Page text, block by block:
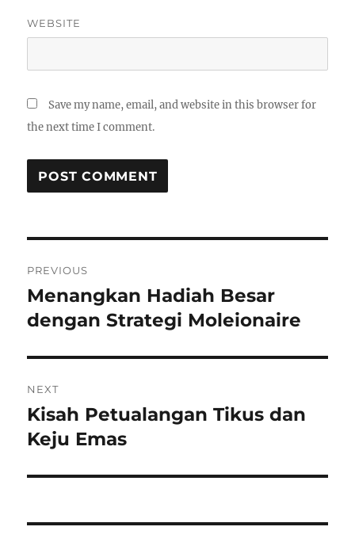
WEBSITE
Save my name, email, and website in this browser for
the next time I comment.
navigation
PREVIOUS
Previous
post:
Menangkan Hadiah Besar
dengan Strategi Moleionaire
NEXT
Next
post:
Kisah Petualangan Tikus dan
Keju Emas